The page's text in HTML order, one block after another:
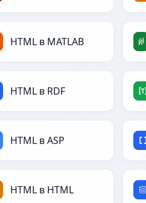
HTML в MATLAB
HTML в RDF
HTML в ASP
HTML в HTML